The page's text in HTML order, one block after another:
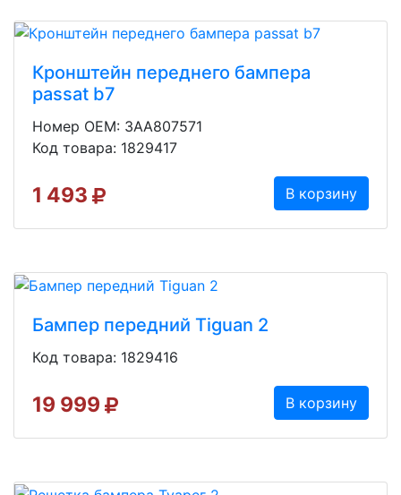
Кронштейн переднего бампера
passat b7
Номер OEM: 3AA807571
Код товара: 1829417
1 493 В корзину
Бампер передний Tiguan 2
Код товара: 1829416
19 999 В корзину